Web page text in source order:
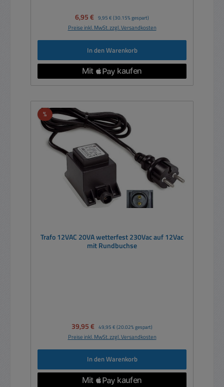
Verkaufspreis:
6,95 € Regulärer Preis:
9,95 € (30.15% gespart)
Preise inkl. MwSt. zzgl. Versandkosten
In den Warenkorb
%Rabatt
Trafo 12VAC 20VA wetterfest 230Vac auf 12Vac
mit Rundbuchse
Verkaufspreis:
39,95 € Regulärer Preis:
49,95 € (20.02% gespart)
Preise inkl. MwSt. zzgl. Versandkosten
In den Warenkorb